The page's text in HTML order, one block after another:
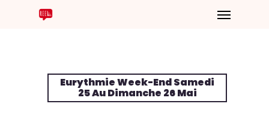
Eurythmie Week-End Samedi
25 Au Dimanche 26 Mai